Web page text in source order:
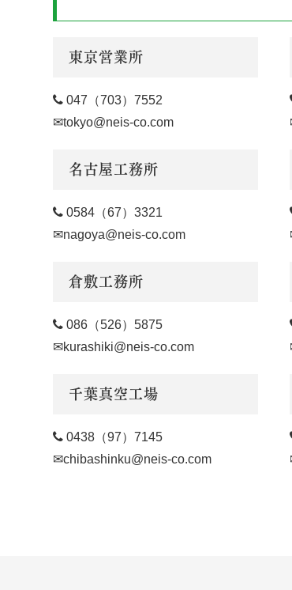
東京営業所
 047（703）7552
✉tokyo@neis-co.com
名古屋工務所
 0584（67）3321
✉nagoya@neis-co.com
倉敷工務所
 086（526）5875
✉kurashiki@neis-co.com
千葉真空工場
 0438（97）7145
✉chibashinku@neis-co.com